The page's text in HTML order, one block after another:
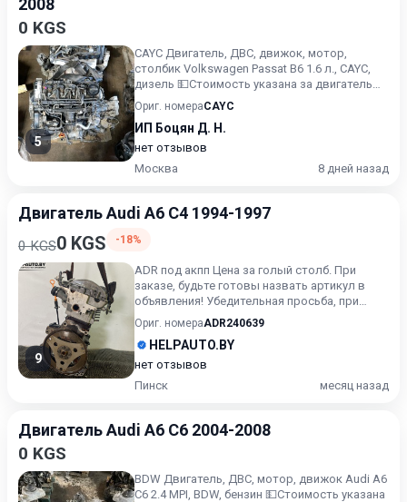
2008
0 KGS
5
CAYC Двигатель, ДВС, движок, мотор,
столбик Volkswagen Passat B6 1.6 л., CAYC,
дизель 💵Стоимость указана за двигатель
без навесного оборуд...
Ориг. номераCAYC
ИП Боцян Д. Н.
нет отзывов
Москва
8 дней назад
Двигатель Audi A6 C4 1994-1997
0 KGS0 KGS -18%
9
ADR под акпп Цена за голый столб. При
заказе, будьте готовы назвать артикул в
объявления! Убедительная просьба, при
приобретении б/у автоз...
Ориг. номераADR240639
HELPAUTO.BY
нет отзывов
Пинск
месяц назад
Двигатель Audi A6 C6 2004-2008
0 KGS
BDW Двигатель, ДВС, мотор, движок Audi A6
C6 2.4 MPI, BDW, бензин 💵Стоимость указана